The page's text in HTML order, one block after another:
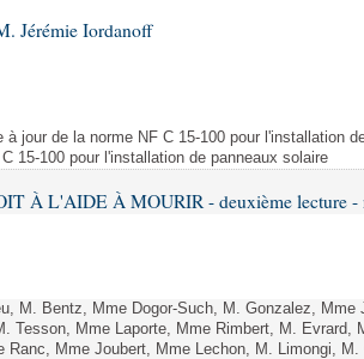
Jérémie Iordanoff
jour de la norme NF C 15-100 pour l'installation
15-100 pour l'installation de panneaux solaire
À L'AIDE À MOURIR - deuxième lecture -
M. Bentz, Mme Dogor-Such, M. Gonzalez, Mme
Tesson, Mme Laporte, Mme Rimbert, M. Evrard,
Ranc, Mme Joubert, Mme Lechon, M. Limongi, M.